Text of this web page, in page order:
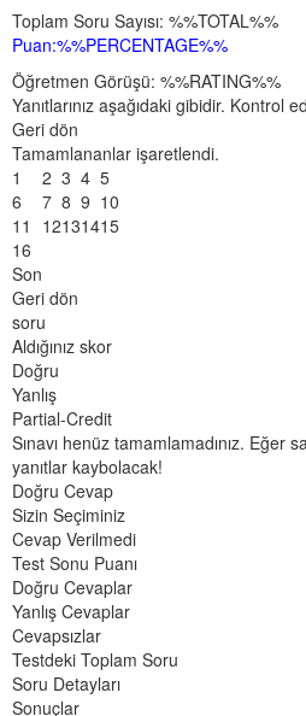
Toplam Soru Sayısı: %%TOTAL%%
Puan:%%PERCENTAGE%%
Öğretmen Görüşü: %%RATING%%
Yanıtlarınız aşağıdaki gibidir. Kontrol
Geri dön
Tamamlananlar işaretlendi.
1
2 3 4 5
6
7 8 9 10
11
12131415
16
Son
Geri dön
soru
Aldığınız skor
Doğru
Yanlış
Partial-Credit
Sınavı henüz tamamlamadınız. Eğer
yanıtlar kaybolacak!
Doğru Cevap
Sizin Seçiminiz
Cevap Verilmedi
Test Sonu Puanı
Doğru Cevaplar
Yanlış Cevaplar
Cevapsızlar
Testdeki Toplam Soru
Soru Detayları
Sonuçlar